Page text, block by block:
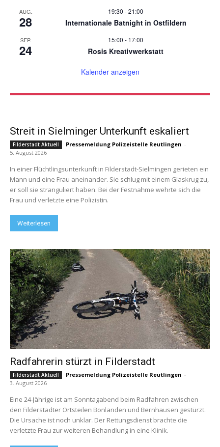
AUG.
28
19:30 -21:00
Internationale Batnight in Ostfildern
SEP.
24
15:00 - 17:00
Rosis Kreativwerkstatt
Kalender anzeigen
Streit in Sielminger Unterkunft eskaliert
Filderstadt Aktuell Pressemeldung Polizeistelle Reutlingen -
5. August 2026
In einer Flüchtlingsunterkunft in Filderstadt-Sielmingen gerieten ein
Mann und eine Frau aneinander. Sie schlug mit einem Glaskrug zu,
er soll sie stranguliert haben. Bei der Festnahme wehrte sich die
Frau und verletzte eine Polizistin.
Weiterlesen
Radfahrerin stürzt in Filderstadt
Filderstadt Aktuell Pressemeldung Polizeistelle Reutlingen -
3. August 2026
Eine 24-Jährige ist am Sonntagabend beim Radfahren zwischen
den Filderstadter Ortsteilen Bonlanden und Bernhausen gestürzt.
Die Ursache ist noch unklar. Der Rettungsdienst brachte die
verletzte Frau zur weiteren Behandlung in eine Klinik.